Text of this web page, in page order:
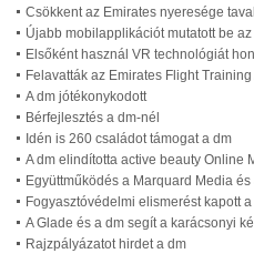
Csökkent az Emirates nyeresége
Újabb mobilapplikációt mutatott be
Elsőként használ VR technológiát
Felavatták az Emirates Flight
A dm jótékonykodott
Bérfejlesztés a dm-nél
Idén is 260 családot támogat a dm
A dm elindította active beauty Online
Együttműködés a Marquard Media és
Fogyasztóvédelmi elismerést kapott
A Glade és a dm segít a karácsonyi
Rajzpályázatot hirdet a dm